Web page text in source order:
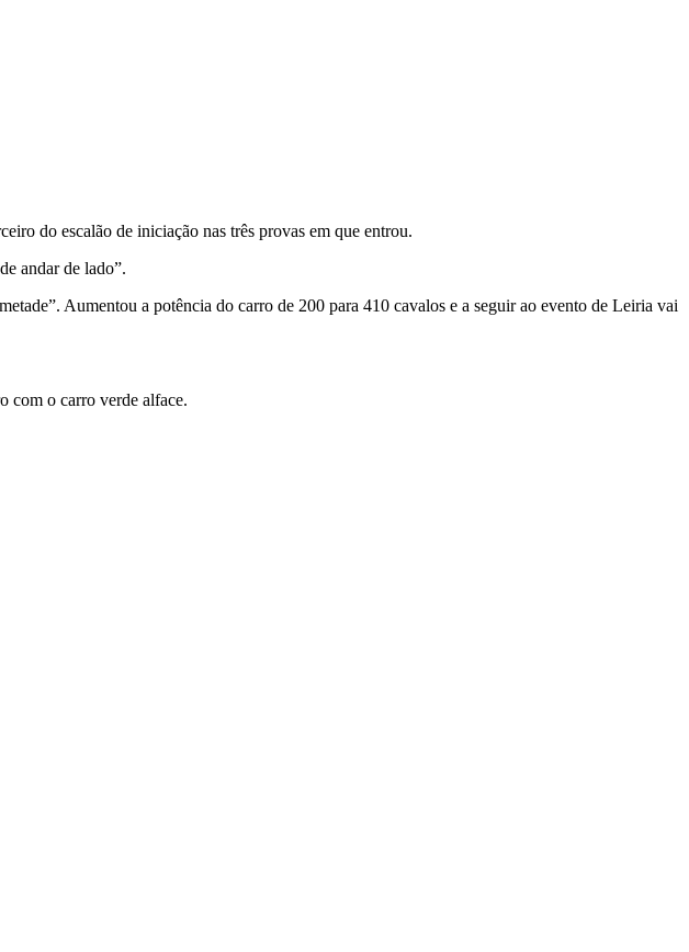
do escalão de iniciação nas três provas em que entrou.
andar de lado”.
Aumentou a potência do carro de 200 para 410 cavalos e a seguir ao evento de Leiria vai
com o carro verde alface.